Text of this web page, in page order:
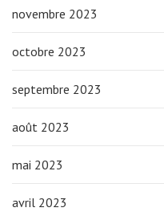
novembre 2023
octobre 2023
septembre 2023
août 2023
mai 2023
avril 2023